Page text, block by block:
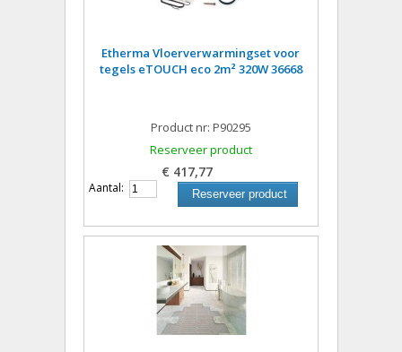
Etherma Vloerverwarmingset voor
tegels eTOUCH eco 2m² 320W 36668
Product nr: P90295
Reserveer product
€ 417,77
Aantal: Reserveer product